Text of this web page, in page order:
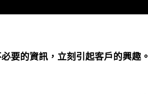
要的資訊，立刻引起客戶的興趣。